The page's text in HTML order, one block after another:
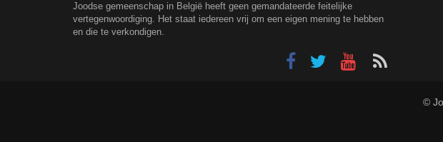
Joodse gemeenschap in België heeft geen gemandateerde feitelijke
vertegenwoordiging. Het staat iedereen vrij om een eigen mening te hebben
en die te verkondigen.
©